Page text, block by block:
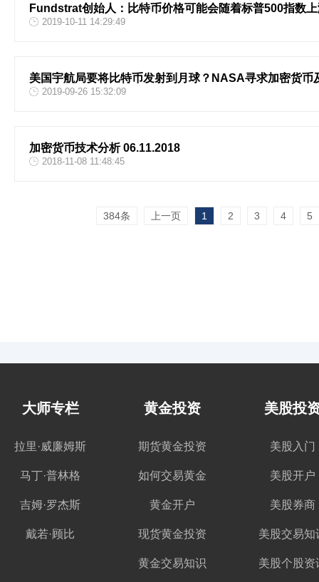
Fundstrat创始人：比特币价格可能会随着标普500指数
2019-10-11 14:29:49
美国宇航局要将比特币发射到月球？NASA寻求加密货币
2019-09-26 15:32:09
加密货币技术分析 06.11.2018
2018-11-08 11:48:45
384条 上一页 1 2 3 4 5
大师专栏
拉里·威廉姆斯
马丁·普林格
吉姆·罗杰斯
戴若·顾比
黄金投资
期货黄金投资
如何交易黄金
黄金开户
现货黄金投资
黄金交易知识
美股投
美股入门
美股开户
美股券商
美股交易知
美股个股资